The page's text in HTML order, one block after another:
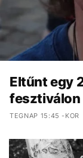
Eltűnt egy
TEGNAP 15:45 -KOR